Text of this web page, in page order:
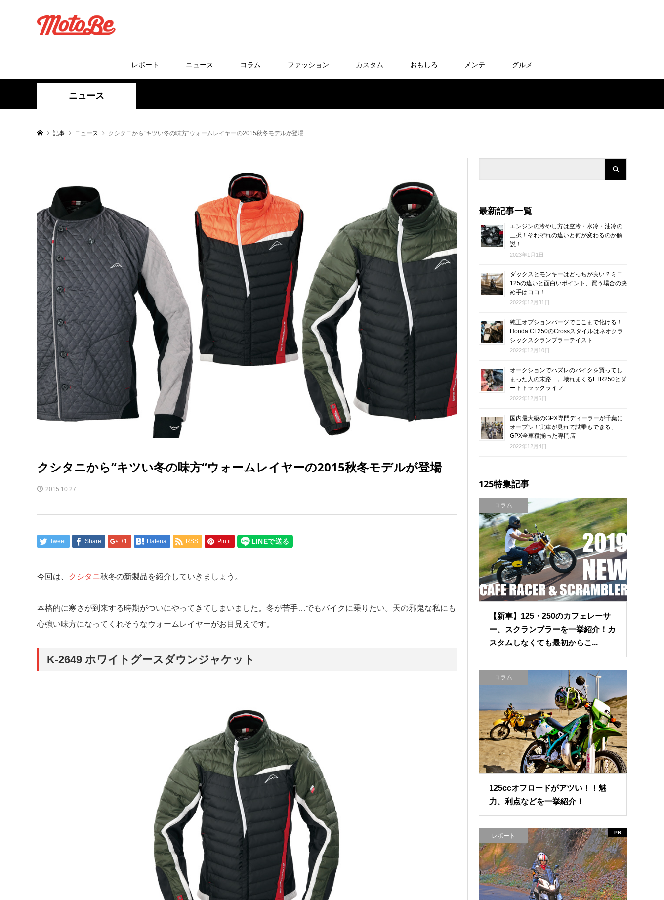
レポート ニュース コラム ファッション カスタム おもしろ メンテ グルメ
ニュース
記事 ニュース クシタニから“キツい冬の味方“ウォームレイヤーの2015秋冬モデルが登場
クシタニから“キツい冬の味方“ウォームレイヤーの2015秋冬モデルが登場
2015.10.27
Tweet Share +1 Hatena RSS Pin it
今回は、 クシタニ秋冬の新製品を紹介していきましょう。
本格的に寒さが到来する時期がついにやってきてしまいました。冬が苦手…でもバイクに乗りたい。天の邪鬼な私にも
心強い味方になってくれそうなウォームレイヤーがお目見えです。
K-2649 ホワイトグースダウンジャケット
最新記事一覧
エンジンの冷やし方は空冷・水冷・油冷の
三択！それぞれの違いと何が変わるのか解
説！
2023年1月1日
ダックスとモンキーはどっちが良い？ミニ
125の違いと面白いポイント、買う場合の決
め手はココ！
2022年12月31日
純正オプションパーツでここまで化ける！
Honda CL250のCrossスタイルはネオクラ
シックスクランブラーテイスト
2022年12月10日
オークションでハズレのバイクを買ってし
まった人の末路…。壊れまくるFTR250とダ
ートトラックライフ
2022年12月6日
国内最大級のGPX専門ディーラーが千葉に
オープン！実車が見れて試乗もできる、
GPX全車種揃った専門店
2022年12月4日
125特集記事
コラム
【新車】125・250のカフェレーサ
ー、スクランブラーを一挙紹介！カ
スタムしなくても最初からこ...
コラム
125ccオフロードがアツい！！魅
力、利点などを一挙紹介！
レポート PR